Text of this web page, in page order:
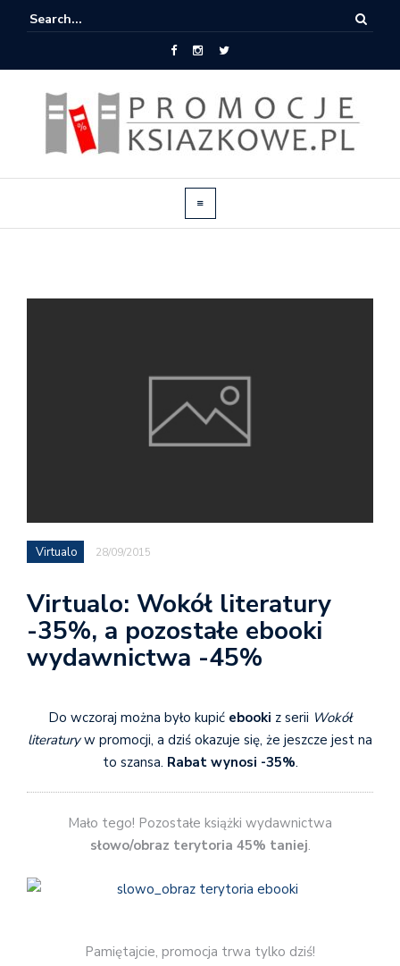
Virtualo 28/09/2015
Virtualo: Wokół literatury
-35%, a pozostałe ebooki
wydawnictwa -45%
Do wczoraj można było kupić ebooki z serii Wokół
literaturyw promocji, a dziś okazuje się, że jeszcze jest na
to szansa. Rabat wynosi -35%.
Mało tego! Pozostałe książki wydawnictwa
słowo/obraz terytoria 45% taniej.
Pamiętajcie, promocja trwa tylko dziś!